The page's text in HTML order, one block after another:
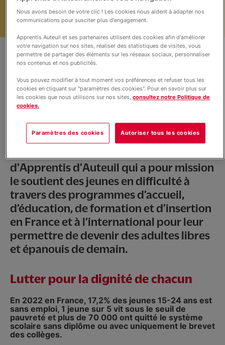
Actualités
F.S.E
la fondation Apprentis d'Auteuil
Le collège Sainte-Claire de Dieupentale
d'Apprentis d'Auteuil qui a pour mission
le soutient des jeunes en difficulté à
travers des programmes d’accueil,
d’éducation, de formation et d’insertion
en France et à l’international pour leur
permettre de devenir des adultes libres
et épanouis de demain.
Lutter pour la dignité de chacun
En 2022 en France, 17,2% des jeunes 15-24 ans est
sans emploi, 1 jeune sur 5 vit sous le seuil de
pauvreté et plus de 70 000 ont quitté le système
scolaire sans diplôme ou avec uniquement le brevet
des collèges.
Nous avons besoin de votre clic ! Les cookies nous aident à adapter nos
communications pour susciter plus d'engagement.
Apprentis Auteuil et ses partenaires utilisent des cookies afin d'améliorer
votre navigation sur nos sites, réaliser des statistiques de visites, vous
permettre de partager des éléments sur les réseaux sociaux, personnaliser
nos contenus et nos publicités.
Vous pouvez modifier à tout moment vos préférences et refuser tous les
cookies en cliquant sur "paramètres des cookies". Pour en savoir plus sur
les cookies que nous utilisons sur nos sites,consultez notre Politique de
cookies.
Paramètres des cookies Autoriser tous les cookies